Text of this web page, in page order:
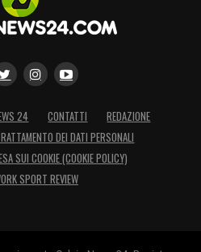
24 CONTATTI
REDAZIONE
DEI DATI PERSONALI
SUI COOKIE (COOKIE POLICY)
SPORT REVIEW